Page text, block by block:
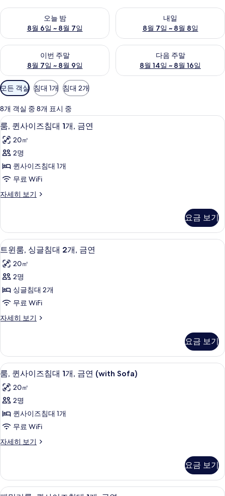
오늘 밤
8월 6일 ~ 8월 7일
오늘 밤 예약 가능 여부 확인, 8월 6일 ~ 8월 7일
내일
8월 7일 ~ 8월 8일
내일 예약 가능 여부 확인, 8월
이번 주말
8월 7일 ~ 8월 9일
이번 주말 예약 가능 여부 확인, 8월 7일 ~ 8월 9일
다음 주말
8월 14일 ~ 8월 16일
다음 주말 예약 가능 여부 확인,
객
실
에
사
용
가
능
한
터
모든 객실 침대 1개 침대 2개
8개 객실 중 8개 표시 중
룸,
퀸
사
이
즈
침
대
개,
금
연
사
진
모
두
보
룸, 퀸사이즈침대 1개, 금연 | 1 개의 침
8
룸, 퀸사이즈침대 1개, 금연
20㎡
2명
퀸사이즈침대 1개
무료 WiFi
자세히 보기
룸,
즈
침
대
개,
금
자
세
보
요금 보기
트
윈
룸,
싱
글
침
대
개,
금
연
사
진
모
두
보
트윈룸, 싱글침대 2개, 금연 | 1 개의
6
트윈룸, 싱글침대 2개, 금연
20㎡
2명
싱글침대 2개
무료 WiFi
자세히 보기
트
글
침
대
2
개,
금
자
세
보
요금 보기
룸,
퀸
사
이
즈
침
대
개,
금
1 개의 침실, 고급 침구, 오리/거위털 이
6
룸, 퀸사이즈침대 1개, 금연 (with Sofa)
20㎡
2명
퀸사이즈침대 1개
무료 WiFi
자세히 보기
룸,
즈
침
요금 보기
패
1 개의 침실, 고급 침구, 오리/거위털 이